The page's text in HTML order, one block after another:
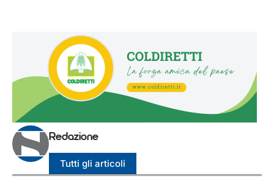
Redazione
Tutti gli articoli